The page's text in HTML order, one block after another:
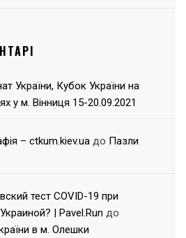
України, Кубок України на
у м. Вінниця 15-20.09.2021
– ctkum.kiev.ua до Пазли
тест COVID-19 при
| Pavel.Run до
в м. Олешки